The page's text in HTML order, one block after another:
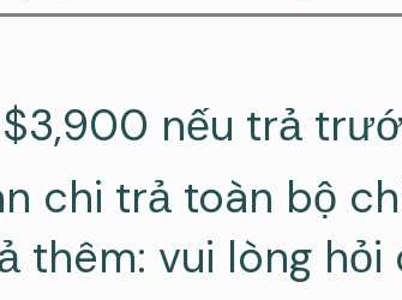
nếu trả
chi trả toàn bộ
thêm: vui lòng